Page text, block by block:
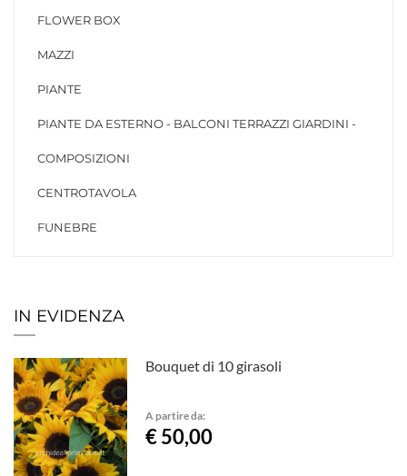
FLOWER BOX
MAZZI
PIANTE
PIANTE DA ESTERNO - BALCONI TERRAZZI GIARDINI -
COMPOSIZIONI
CENTROTAVOLA
FUNEBRE
IN EVIDENZA
Bouquet di 10 girasoli
A partire da:
€ 50,00